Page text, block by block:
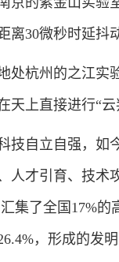
离30微秒时延抖
杭州的之江实验
天上直接进行“
自立自强，如今
人才引育、技术
集了全国17%
，形成的发